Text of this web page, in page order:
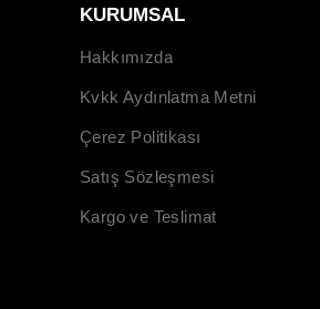
KURUMSAL
Hakkımızda
Kvkk Aydınlatma Metni
Çerez Politikası
Satış Sözleşmesi
Kargo ve Teslimat